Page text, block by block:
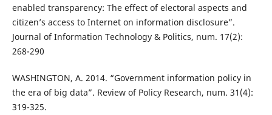
enabled transparency: The effect of electoral aspects and
citizen’s access to Internet on information disclosure”.
Journal of Information Technology & Politics, num. 17(2):
268-290
WASHINGTON, A. 2014. “Government information policy in
the era of big data”. Review of Policy Research, num. 31(4):
319-325.